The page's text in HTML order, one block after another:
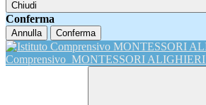
Chiudi
Conferma
Annulla Conferma
Comprensivo MONTESSORI ALIGHIERI